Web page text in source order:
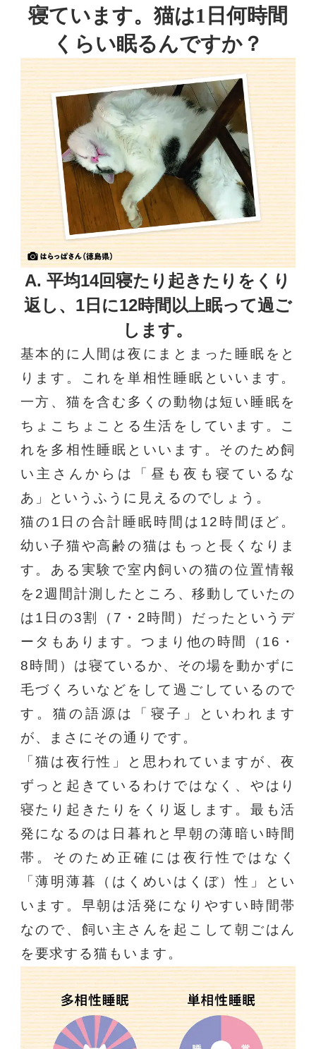
寝ています。 猫は1日何時間
くらい眠るんですか？
A. 平均14回寝たり起きたりをくり
返し、 1日に12時間以上眠って過ご
します。
基本的に人間は夜にまとまった睡眠をと
ります。これを単相性睡眠といいます。
一方、猫を含む多くの動物は短い睡眠を
ちょこちょことる生活をしています。こ
れを多相性睡眠といいます。そのため飼
い主さんからは「昼も夜も寝ているな
あ」というふうに見えるのでしょう。
猫の1日の合計睡眠時間は12時間ほど。
幼い子猫や高齢の猫はもっと長くなりま
す。ある実験で室内飼いの猫の位置情報
を2週間計測したところ、移動していたの
は1日の3割（7・2時間）だったというデ
ータもあります。つまり他の時間（16・
8時間）は寝ているか、その場を動かずに
毛づくろいなどをして過ごしているので
す。猫の語源は「寝子」といわれます
が、まさにその通りです。
「猫は夜行性」と思われていますが、夜
ずっと起きているわけではなく、やはり
寝たり起きたりをくり返します。最も活
発になるのは日暮れと早朝の薄暗い時間
帯。そのため正確には夜行性ではなく
「薄明薄暮（はくめいはくぼ）性」とい
います。早朝は活発になりやすい時間帯
なので、飼い主さんを起こして朝ごはん
を要求する猫もいます。